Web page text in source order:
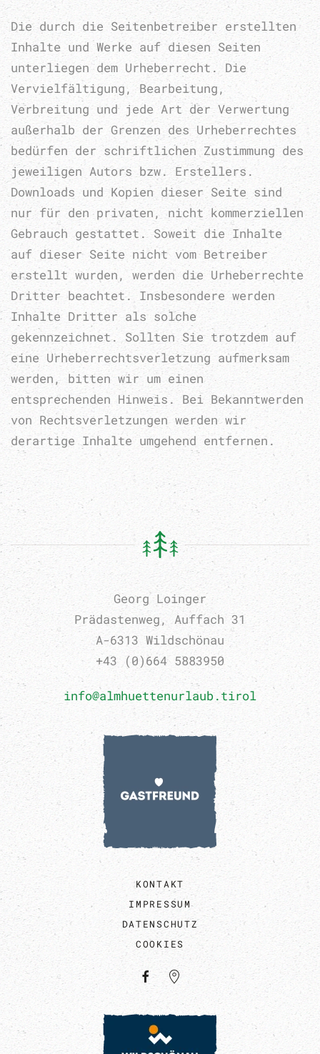
Die durch die Seitenbetreiber erstellten
Inhalte und Werke auf diesen Seiten
unterliegen dem Urheberrecht. Die
Vervielfältigung, Bearbeitung,
Verbreitung und jede Art der Verwertung
außerhalb der Grenzen des Urheberrechtes
bedürfen der schriftlichen Zustimmung des
jeweiligen Autors bzw. Erstellers.
Downloads und Kopien dieser Seite sind
nur für den privaten, nicht kommerziellen
Gebrauch gestattet. Soweit die Inhalte
auf dieser Seite nicht vom Betreiber
erstellt wurden, werden die Urheberrechte
Dritter beachtet. Insbesondere werden
Inhalte Dritter als solche
gekennzeichnet. Sollten Sie trotzdem auf
eine Urheberrechtsverletzung aufmerksam
werden, bitten wir um einen
entsprechenden Hinweis. Bei Bekanntwerden
von Rechtsverletzungen werden wir
derartige Inhalte umgehend entfernen.
Georg Loinger
Prädastenweg, Auffach 31
A-6313 Wildschönau
+43 (0)664 5883950
info@almhuettenurlaub.tirol
KONTAKT
IMPRESSUM
DATENSCHUTZ
COOKIES